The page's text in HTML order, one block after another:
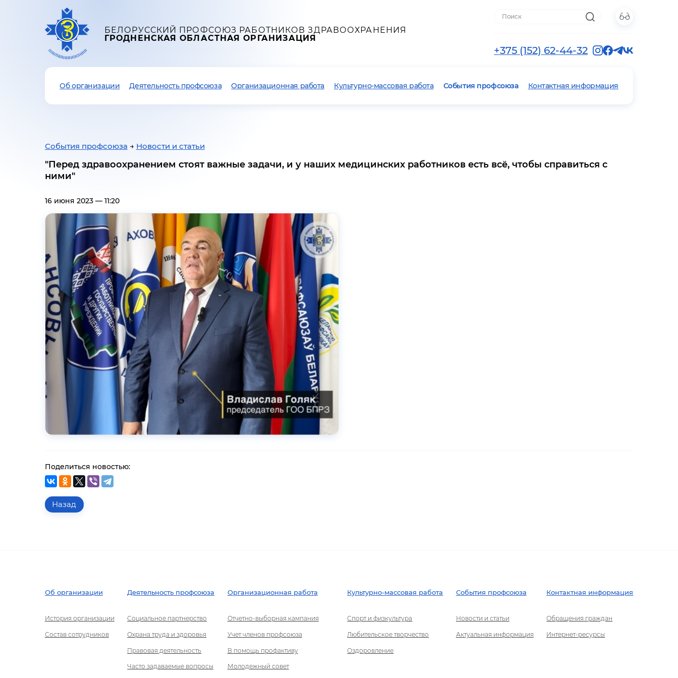
БЕЛОРУССКИЙ ПРОФСОЮЗ РАБОТНИКОВ ЗДРАВООХРАНЕНИЯ
ГРОДНЕНСКАЯ ОБЛАСТНАЯ ОРГАНИЗАЦИЯ
+375 (152) 62-44-32
Об организации Деятельность профсоюза Организационная работа Культурно-массовая работа События профсоюза Контактная информация
События профсоюза → Новости и статьи
"Перед здравоохранением стоят важные задачи, и у наших медицинских работников есть всё, чтобы справиться с
ними"
16 июня 2023 — 11:20
Поделиться новостью:
Назад
Об организации
История организации
Состав сотрудников
Деятельность профсоюза
Социальное партнерство
Охрана труда и здоровья
Правовая деятельность
Часто задаваемые вопросы
Организационная работа
Отчетно-выборная кампания
Учет членов профсоюза
В помощь профактиву
Молодежный совет
Культурно-массовая работа
Спорт и физкультура
Любительское творчество
Оздоровление
События профсоюза
Новости и статьи
Актуальная информация
Контактная информация
Обращения граждан
Интернет-ресурсы